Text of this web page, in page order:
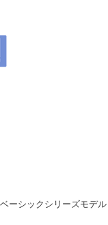
ーシックシリーズモデル